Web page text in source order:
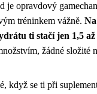
je opravdový
tréninkem vážně.
ti stačí jen 1,5
žádné složité
když se ti při